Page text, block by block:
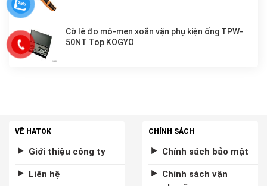
Cờ lê đo mô-men xoắn vặn phụ kiện ống TPW-
50NT Top KOGYO
VỀ HATOK
Giới thiệu công ty
Liên hệ
CHÍNH SÁCH
Chính sách bảo mật
Chính sách vận